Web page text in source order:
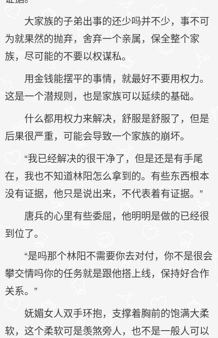
大家族的子弟出事的还少吗并不少，事不可
为就果然的抛弃，舍弃一个亲属，保全整个家
族，尽可能的不要以权谋私。
用金钱能摆平的事情，就最好不要用权力。
这是一个潜规则，也是家族可以延续的基础。
什么都用权力来解决，舒服是舒服了，但是
后果很严重，可能会导致一个家族的崩坏。
“我已经解决的很干净了，但是还是有手尾
在，我也不知道林阳怎么拿到的。有些东西根本
没有证据，他只是说出来，不代表着有证据。”
唐兵的心里有些委屈，他明明是做的已经很
到位了。
“是吗那个林阳不需要你去对付，你不是很会
攀交情吗你的任务就是跟他搭上线，保持好合作
关系。”
妩媚女人双手环抱，支撑着胸前的饱满大柔
软，这个柔软可是羡煞旁人，也不是一般人可以